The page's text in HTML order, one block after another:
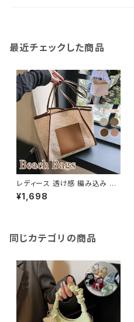
最近チェックした商品
レディース 透け感 編み込み ビ
ーチバッグ メッシュ 涼しげ トー
トバッグ 大容量 軽量 エコバッグ
¥1,698
同じカテゴリの商品